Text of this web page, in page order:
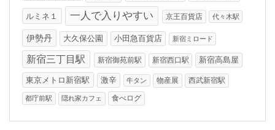
ルミネ１ 一人で入りやすい 京王百貨店 代々木駅
伊勢丹 大久保公園 小田急百貨店 新宿ミロード
新宿三丁目駅 新宿御苑前駅 新宿西口駅 新宿高島屋
東京メトロ新宿駅 激辛 牛タン 物産展 西武新宿駅
都庁前駅 隠れ家カフェ 食べログ